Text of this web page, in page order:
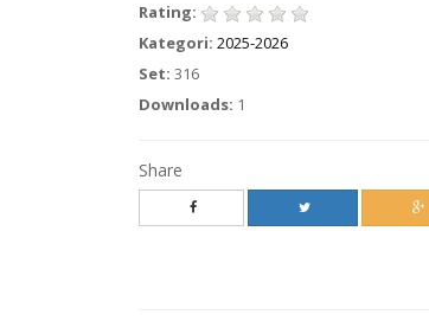
Rating:
Kategori: 2025-2026
Set: 316
Downloads: 1
Share